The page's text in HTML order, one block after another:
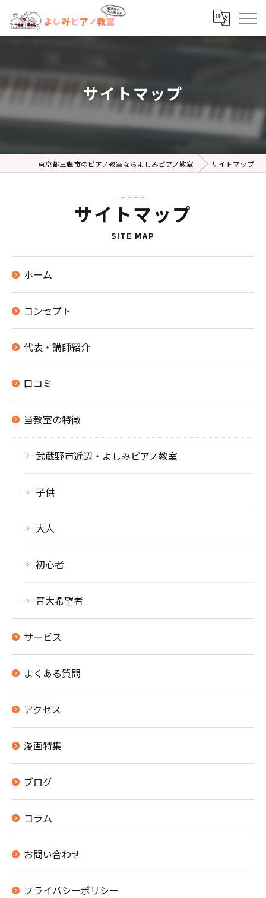
サイトマップ
東京都三鷹市のピアノ教室ならよしみピアノ教室 サイトマップ
SITE MAP
サイトマップ
ホーム
コンセプト
代表・講師紹介
口コミ
当教室の特徴
武蔵野市近辺・よしみピアノ教室
子供
大人
初心者
音大希望者
サービス
よくある質問
アクセス
漫画特集
ブログ
コラム
お問い合わせ
プライバシーポリシー